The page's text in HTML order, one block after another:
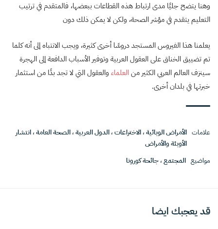
وهنا يتضح جليًا مدى ارتباط هذه القطاعات ببعضها، فالمتقدم في ترتيب
التعليم يتقدم في مؤشر الصحة، ولكن لا يمكن ذلك دون
يعلمنا هذا الفيروس المستجد دروسًا أخرى كثيرة، ويجب الانتباه إلى أنه كلما
تم تضييق الخناق على العقول العربية وتوفير الأسباب الدافعة إلى الهجرة
سينزف العالم العربي الكثير منالعلماءوالعقول التي لا تجد بدًا من استثمار
خبرتها في بلدان أخرى.
علامات الأمراض الوبائية،الاختراعات،الدول العربية،الصحة العامة،انتشار
الأوبئة والأمراض
مواضيع المجتمع،جائحة كورونا
قد يعجبك ايضا